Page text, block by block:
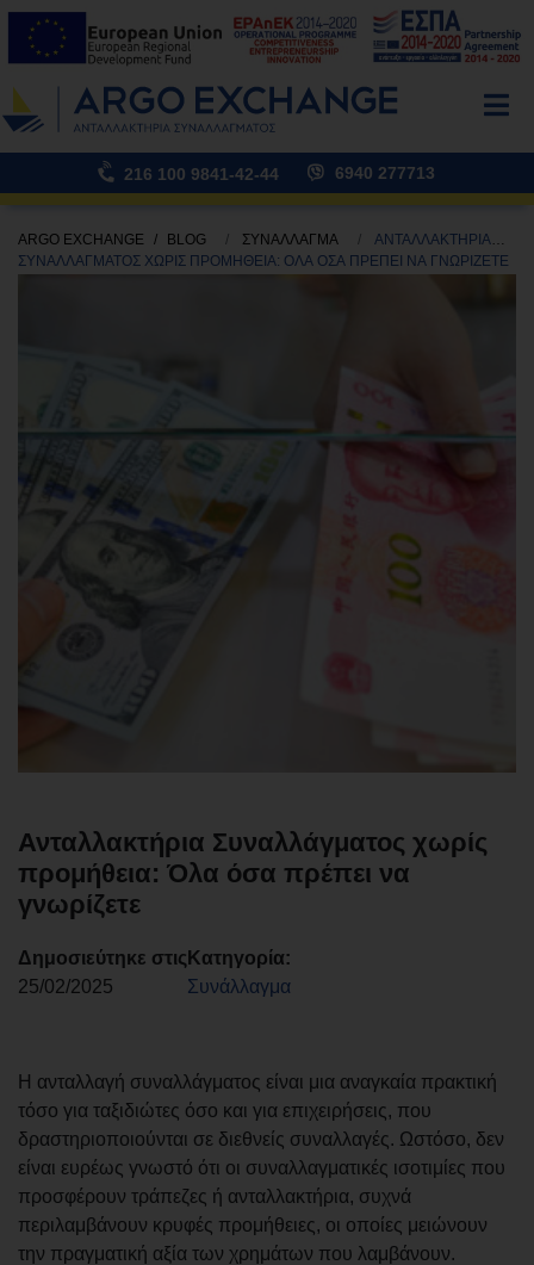
216 100 9841-42-44 6940 277713
ARGO EXCHANGE BLOG ΣΥΝΑΛΛΑΓΜΑ
ΑΝΤΑΛΛΑΚΤΗΡΙΑ
ΣΥΝΑΛΛΑΓΜΑΤΟΣ ΧΩΡΙΣ ΠΡΟΜΗΘΕΙΑ: ΟΛΑ ΟΣΑ ΠΡΕΠΕΙ ΝΑ ΓΝΩΡΙΖΕΤΕ
Ανταλλακτήρια Συναλλάγματος χωρίς
προμήθεια: Όλα όσα πρέπει να
γνωρίζετε
Δημοσιεύτηκε στις
25/02/2025
Κατηγορία:
Συνάλλαγμα
Η ανταλλαγή συναλλάγματος είναι μια αναγκαία πρακτική
τόσο για ταξιδιώτες όσο και για επιχειρήσεις, που
δραστηριοποιούνται σε διεθνείς συναλλαγές. Ωστόσο, δεν
είναι ευρέως γνωστό ότι οι συναλλαγματικές ισοτιμίες που
προσφέρουν τράπεζες ή ανταλλακτήρια, συχνά
περιλαμβάνουν κρυφές προμήθειες, οι οποίες μειώνουν
την πραγματική αξία των χρημάτων που λαμβάνουν.